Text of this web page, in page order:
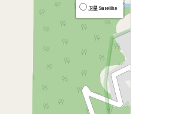
卫星 Satellite